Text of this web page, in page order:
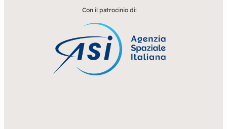
Con il patrocinio di: